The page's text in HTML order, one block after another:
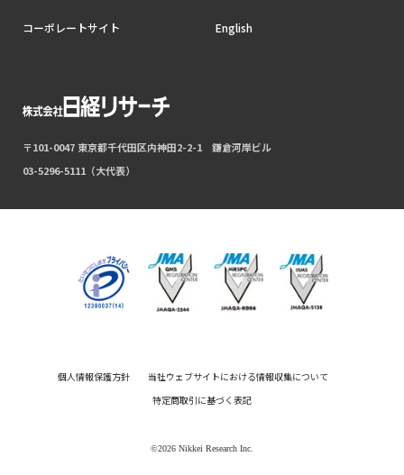
コーポレートサイト English
〒101-0047 東京都千代田区内神田2-2-1 鎌倉河岸ビル
03-5296-5111（大代表）
個人情報保護方針
当社ウェブサイトにおける情報収集について
特定商取引に基づく表記
©2026 Nikkei Research Inc.